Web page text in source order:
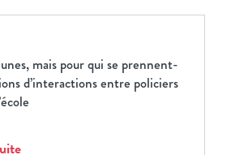
mais pour qui se prennent-
d’interactions entre policiers